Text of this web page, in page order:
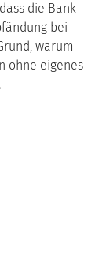
die Bank
bei
warum
ohne eigenes